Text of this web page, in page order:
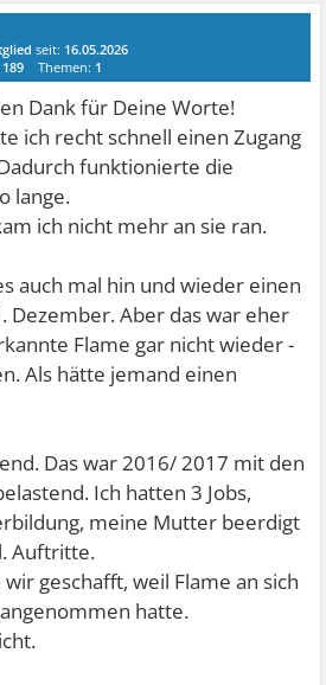
seit: 16.05.2026
189 Themen: 1
Dank für Deine Worte!
ich recht schnell einen Zugang
funktionierte die
lange.
ich nicht mehr an sie ran.
auch mal hin und wieder einen
Dezember. Aber das war eher
Flame gar nicht wieder -
Als hätte jemand einen
Das war 2016/ 2017 mit den
Ich hatten 3 Jobs,
meine Mutter beerdigt
Auftritte.
geschafft, weil Flame an sich
hatte.